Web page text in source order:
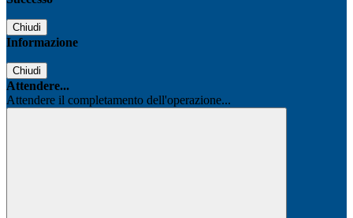
Chiudi
Informazione
Chiudi
Attendere...
Attendere il completamento dell'operazione...